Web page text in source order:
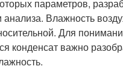
параметров,
анализа. Влажность
Для
конденсат важно